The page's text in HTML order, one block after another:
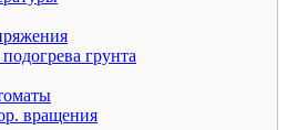
грунта
вращения